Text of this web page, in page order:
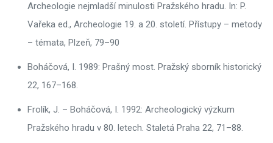
Archeologie nejmladší minulosti Pražského hradu. In: P.
Vařeka ed., Archeologie 19. a 20. století. Přístupy – metody
– témata, Plzeň, 79–90
Boháčová, I. 1989: Prašný most. Pražský sborník historický
22, 167–168.
Frolík, J. – Boháčová, I. 1992: Archeologický výzkum
Pražského hradu v 80. letech. Staletá Praha 22, 71–88.